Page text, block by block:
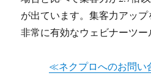
が出ています。集客力アップ
非常に有効なウェビナーツー
≪ネクプロへのお問